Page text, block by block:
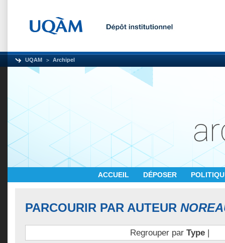
UQAM Archipel
ACCUEIL DÉPOSER
PARCOURIR PAR AUTEUR
Regrouper par Type|